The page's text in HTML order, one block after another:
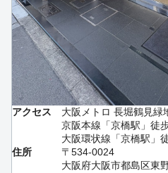
アクセス
大阪メトロ 長堀鶴見緑
京阪本線「京橋駅」徒
大阪環状線「京橋駅」
住所
〒534-0024
大阪府大阪市都島区東